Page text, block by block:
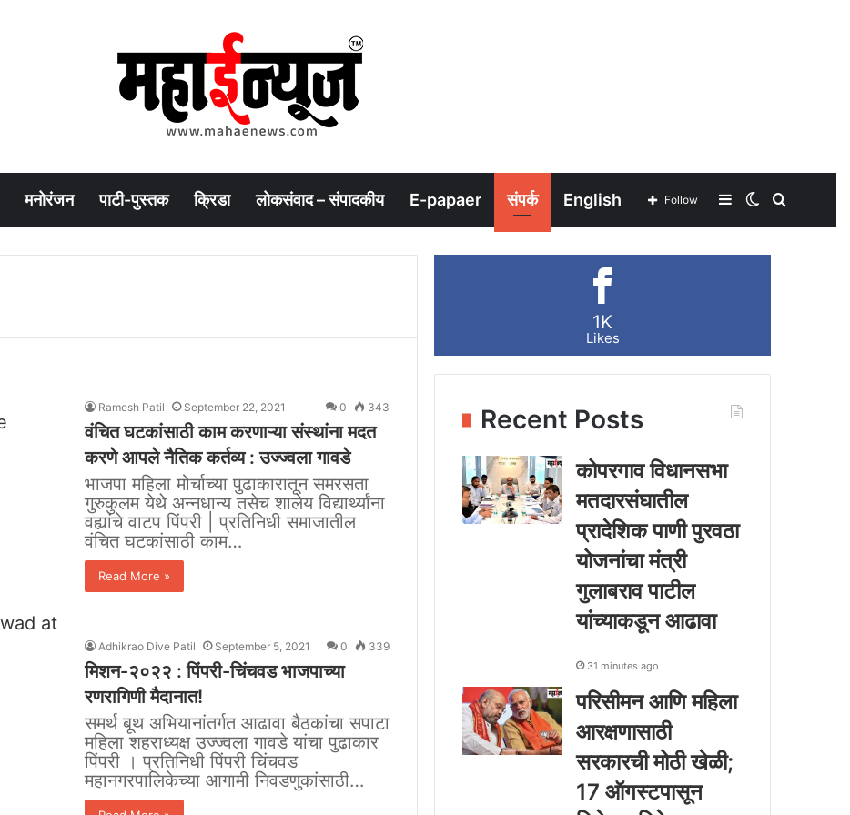
मनोरंजन पाटी-पुस्तक क्रिडा लोकसंवाद – संपादकीय E-papaer संपर्क English Switch
skin
Sidebar
Follow
Ramesh Patil September 22, 2021 0 343
वंचित घटकांसाठी काम करणाऱ्या संस्थांना मदत
करणे आपले नैतिक कर्तव्य : उज्ज्वला गावडे
भाजपा महिला मोर्चाच्या पुढाकारातून समरसता
गुरुकुलम येथे अन्नधान्य तसेच शालेय विद्यार्थ्यांना
वह्यांचे वाटप पिंपरी | प्रतिनिधी समाजातील
वंचित घटकांसाठी काम…
Read More »
Adhikrao Dive Patil September 5, 2021 0 339
मिशन-२०२२ : पिंपरी-चिंचवड भाजपाच्या
रणरागिणी मैदानात!
समर्थ बूथ अभियानांतर्गत आढावा बैठकांचा सपाटा
महिला शहराध्यक्ष उज्ज्वला गावडे यांचा पुढाकार
पिंपरी । प्रतिनिधी पिंपरी चिंचवड
महानगरपालिकेच्या आगामी निवडणुकांसाठी…
1K
Likes
Recent Posts
कोपरगाव विधानसभा
मतदारसंघातील
प्रादेशिक पाणी पुरवठा
योजनांचा मंत्री
गुलाबराव पाटील
यांच्याकडून आढावा
31 minutes ago
परिसीमन आणि महिला
आरक्षणासाठी
सरकारची मोठी खेळी;
17 ऑगस्टपासून